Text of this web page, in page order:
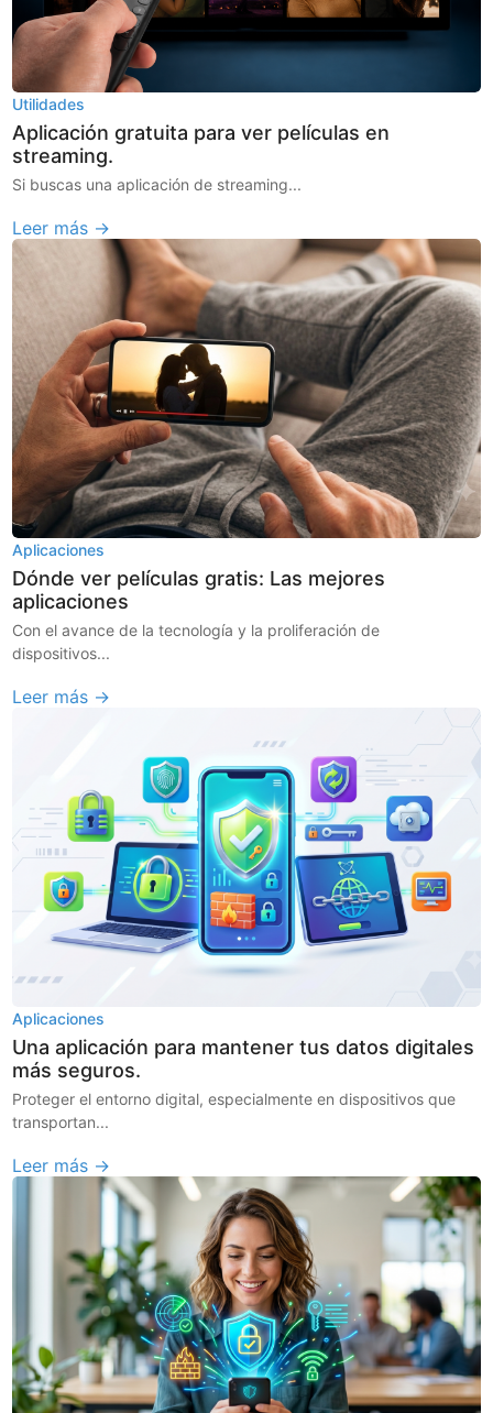
Utilidades
Aplicación gratuita para ver películas en
streaming.
Si buscas una aplicación de streaming...
Leer más →
Aplicaciones
Dónde ver películas gratis: Las mejores
aplicaciones
Con el avance de la tecnología y la proliferación de
dispositivos...
Leer más →
Aplicaciones
Una aplicación para mantener tus datos digitales
más seguros.
Proteger el entorno digital, especialmente en dispositivos que
transportan...
Leer más →